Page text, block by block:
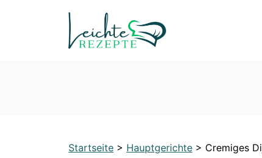
Startseite > Hauptgerichte > Cremiges